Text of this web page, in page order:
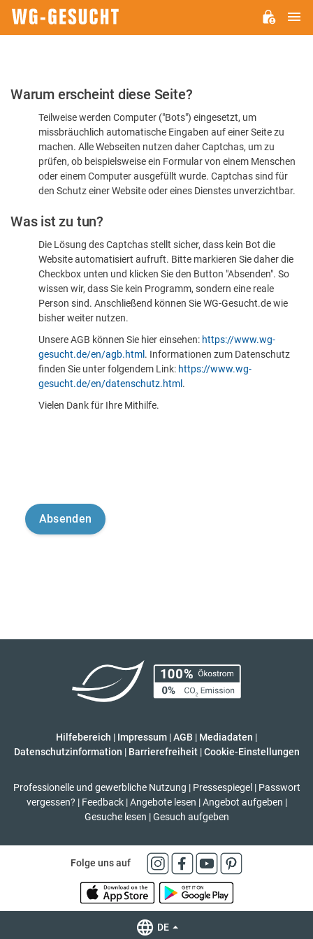
Bitte
dass
sind
Warum erscheint diese Seite?
Teilweise werden Computer ("Bots") eingesetzt, um
missbräuchlich automatische Eingaben auf einer Seite zu
machen. Alle Webseiten nutzen daher Captchas, um zu
prüfen, ob beispielsweise ein Formular von einem Menschen
oder einem Computer ausgefüllt wurde. Captchas sind für
den Schutz einer Website oder eines Dienstes unverzichtbar.
Was ist zu tun?
Die Lösung des Captchas stellt sicher, dass kein Bot die
Website automatisiert aufruft. Bitte markieren Sie daher die
Checkbox unten und klicken Sie den Button "Absenden". So
wissen wir, dass Sie kein Programm, sondern eine reale
Person sind. Anschließend können Sie WG-Gesucht.de wie
bisher weiter nutzen.
Unsere AGB können Sie hier einsehen: https://www.wg-
gesucht.de/en/agb.html . Informationen zum Datenschutz
finden Sie unter folgendem Link: https://www.wg-
gesucht.de/en/datenschutz.html .
Vielen Dank für Ihre Mithilfe.
Hilfebereich | Impressum |AGB | Mediadaten |
Datenschutzinformation | Barrierefreiheit | Cookie-Einstellungen
Professionelle und gewerbliche Nutzung | Pressespiegel | Passwort
vergessen? | Feedback | Angebote lesen | Angebot aufgeben |
Gesuche lesen | Gesuch aufgeben
Folge uns auf
DE